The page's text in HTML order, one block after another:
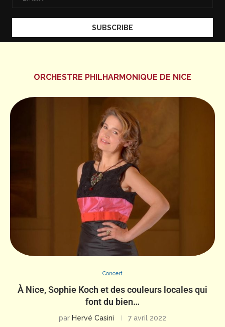
ORCHESTRE PHILHARMONIQUE DE NICE
Concert
À Nice, Sophie Koch et des couleurs locales qui
font du bien…
par Hervé Casini 7 avril 2022